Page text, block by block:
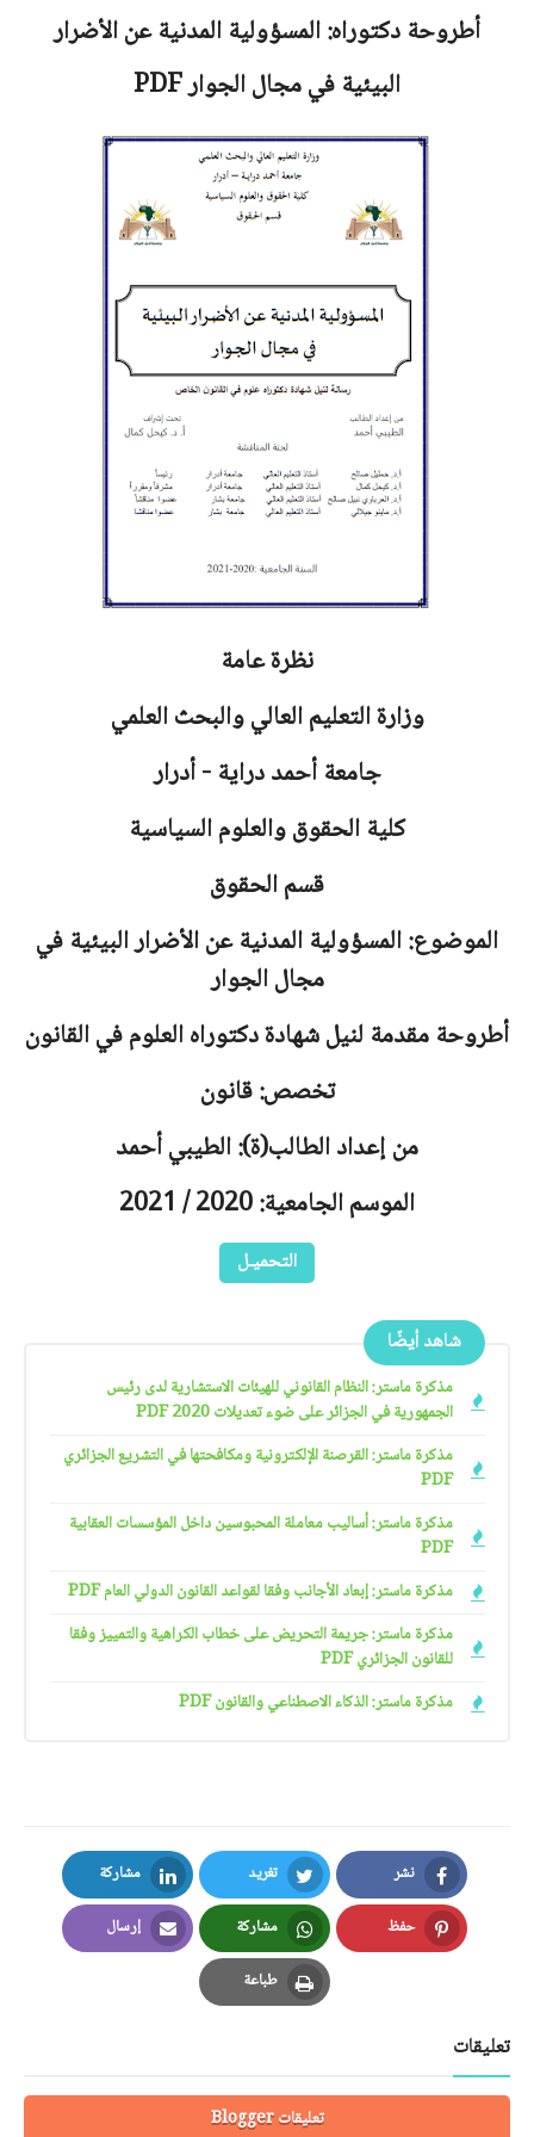
أطروحة دكتوراه:المسؤولية المدنية عن الأضرار
البيئية في مجال الجوارPDF
نظرة عامة
وزارة التعليم العالي والبحث العلمي
جامعةأحمد دراية - أدرار
كلية الحقوق والعلوم السياسية
قسم الحقوق
الموضوع: المسؤولية المدنية عن الأضرار البيئية في
مجال الجوار
أطروحة مقدمة لنيل شهادة دكتوراه العلوم في القانون
تخصص: قانون
من إعداد الطالب(ة): الطيبي أحمد
الموسم الجامعية: 2020 / 2021
التحميـل
شاهد أيضًا
مذكرة ماستر: النظام القانوني للهيئات الاستشارية لدى رئيس
الجمهورية في الجزائر على ضوء تعديلات 2020 PDF
مذكرة ماستر: القرصنة الإلكترونية ومكافحتها في التشريع الجزائري
PDF
مذكرة ماستر: أساليب معاملة المحبوسين داخل المؤسسات العقابية
PDF
مذكرة ماستر: إبعاد الأجانب وفقا لقواعد القانون الدولي العام PDF
مذكرة ماستر: جريمة التحريض على خطاب الكراهية والتمييز وفقا
للقانون الجزائري PDF
مذكرة ماستر: الذكاء الاصطناعي والقانون PDF
نشر
Facebook
تغريد
Twitter
مشاركة
LinkedIn
حفظ
Pinterest
مشاركة
Whatsapp
إرسال
Email
طباعة
Print
تعليقات
تعليقات Blogger